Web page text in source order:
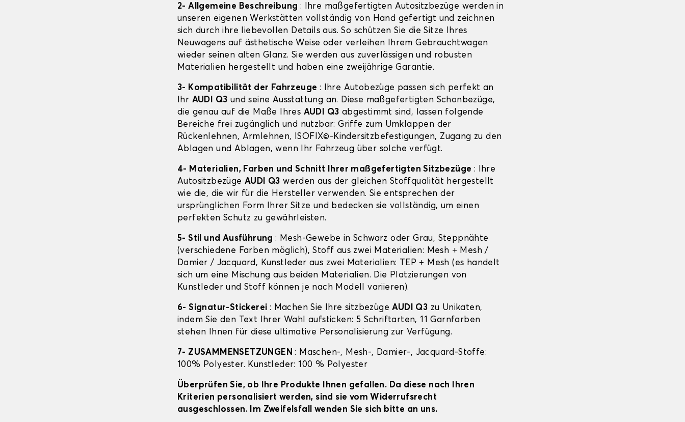
2- Allgemeine Beschreibung : Ihre maßgefertigten Autositzbezüge werden in
unseren eigenen Werkstätten vollständig von Hand gefertigt und zeichnen
sich durch ihre liebevollen Details aus. So schützen Sie die Sitze Ihres
Neuwagens auf ästhetische Weise oder verleihen Ihrem Gebrauchtwagen
wieder seinen alten Glanz. Sie werden aus zuverlässigen und robusten
Materialien hergestellt und haben eine zweijährige Garantie.
3- Kompatibilität der Fahrzeuge : Ihre Autobezüge passen sich perfekt an
Ihr AUDI Q3 und seine Ausstattung an. Diese maßgefertigten Schonbezüge,
die genau auf die Maße Ihres AUDI Q3 abgestimmt sind, lassen folgende
Bereiche frei zugänglich und nutzbar: Griffe zum Umklappen der
Rückenlehnen, Armlehnen, ISOFIX©-Kindersitzbefestigungen, Zugang zu den
Ablagen und Ablagen, wenn Ihr Fahrzeug über solche verfügt.
4- Materialien, Farben und Schnitt Ihrer maßgefertigten Sitzbezüge : Ihre
AutositzbezügeAUDI Q3 werden aus der gleichen Stoffqualität hergestellt
wie die, die wir für die Hersteller verwenden. Sie entsprechen der
ursprünglichen Form Ihrer Sitze und bedecken sie vollständig, um einen
perfekten Schutz zu gewährleisten.
5- Stil und Ausführung: Mesh-Gewebe in Schwarz oder Grau, Steppnähte
(verschiedene Farben möglich), Stoff aus zwei Materialien: Mesh + Mesh /
Damier / Jacquard, Kunstleder aus zwei Materialien: TEP + Mesh (es handelt
sich um eine Mischung aus beiden Materialien. Die Platzierungen von
Kunstleder und Stoff können je nach Modell variieren).
6- Signatur-Stickerei : Machen Sie Ihre sitzbezügeAUDI Q3 zu Unikaten,
indem Sie den Text Ihrer Wahl aufsticken: 5 Schriftarten, 11 Garnfarben
stehen Ihnen für diese ultimative Personalisierung zur Verfügung.
7- ZUSAMMENSETZUNGEN: Maschen-, Mesh-, Damier-, Jacquard-Stoffe:
100% Polyester. Kunstleder: 100 % Polyester
Überprüfen Sie, ob Ihre Produkte Ihnen gefallen. Da diese nach Ihren
Kriterien personalisiert werden, sind sie vom Widerrufsrecht
ausgeschlossen. Im Zweifelsfall wenden Sie sich bitte an uns.